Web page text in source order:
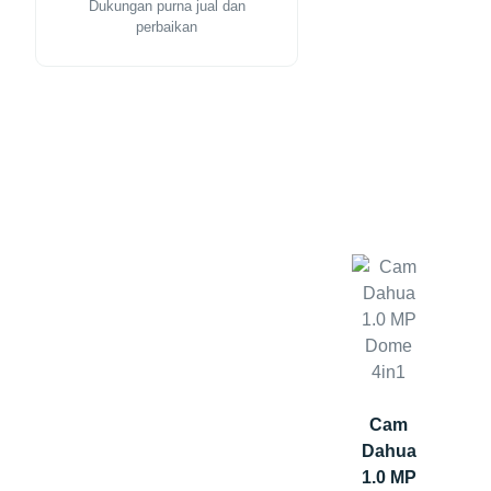
Dukungan purna jual dan
perbaikan
Cam
Dahua
1.0 MP